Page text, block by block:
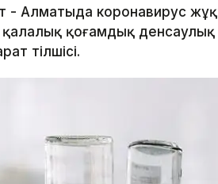
- Алматыда коронавирус
қоғамдық денсаулық
тілшісі.